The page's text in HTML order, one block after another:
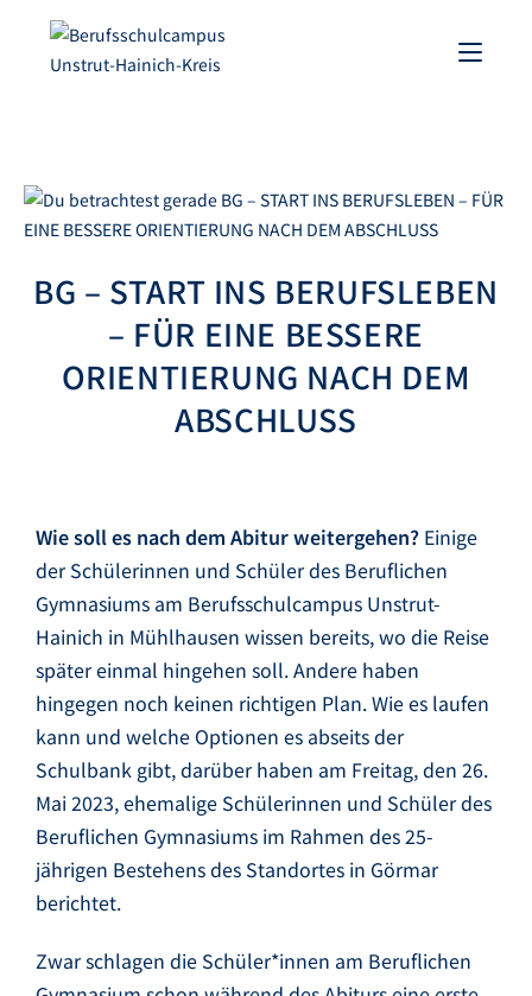
BG – START INS BERUFSLEBEN
– FÜR EINE BESSERE
ORIENTIERUNG NACH DEM
ABSCHLUSS
Wie soll es nach dem Abitur weitergehen? Einige
der Schülerinnen und Schüler des Beruflichen
Gymnasiums am Berufsschulcampus Unstrut-
Hainich in Mühlhausen wissen bereits, wo die Reise
später einmal hingehen soll. Andere haben
hingegen noch keinen richtigen Plan. Wie es laufen
kann und welche Optionen es abseits der
Schulbank gibt, darüber haben am Freitag, den 26.
Mai 2023, ehemalige Schülerinnen und Schüler des
Beruflichen Gymnasiums im Rahmen des 25-
jährigen Bestehens des Standortes in Görmar
berichtet.
Zwar schlagen die Schüler*innen am Beruflichen